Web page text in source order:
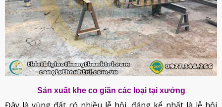
Sản xuất khe co giãn các loại tại xưởng